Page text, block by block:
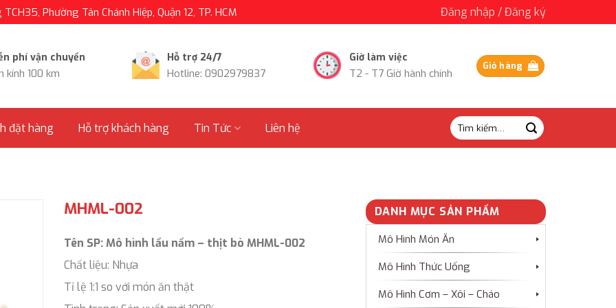
Phường Tân Chánh Hiệp, Quận 12, TP. HCM Đăng nhập / Đăng ký
phí vận chuyển
kính 100 km
Hỗ trợ 24/7
Hotline: 0902979837
Giờ làm việc
T2 - T7 Giờ hành chính
Giỏ hàng
đặt hàng Hỗ trợ khách hàng Tin Tức Liên hệ
Tìm
kiếm:
MHML-002
Tên SP: Mô hình lẩu nấm – thịt bò MHML-002
Chất liệu: Nhựa
Tỉ lệ 1:1 so với món ăn thật
DANH MỤC SẢN PHẨM
Mô Hình Món Ăn
Mô Hình Thức Uống
Mô Hình Cơm – Xôi – Cháo